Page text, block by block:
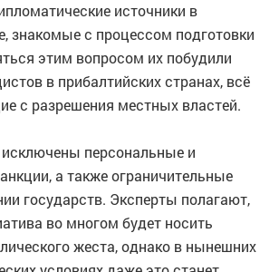
источники в
знакомые с процессом подготовки
этим вопросом их побудили
в прибалтийских странах, всё
с разрешения местных властей.
исключены персональные и
а также ограничительные
государств. Эксперты полагают,
во многом будет носить
жеста, однако в нынешних